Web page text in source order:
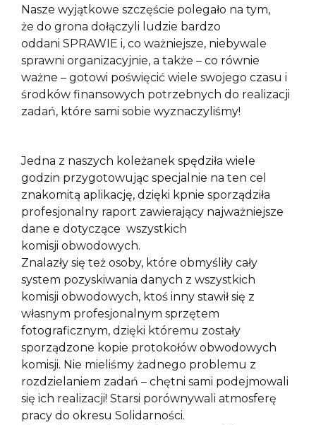
Nasze wyjątkowe szczęście polegało na tym,
że do grona dołączyli ludzie bardzo
oddani SPRAWIE i, co ważniejsze, niebywale
sprawni organizacyjnie, a także – co równie
ważne – gotowi poświęcić wiele swojego czasu i
środków finansowych potrzebnych do realizacji
zadań, które sami sobie wyznaczyliśmy!
Jedna z naszych koleżanek spędziła wiele
godzin przygotowując specjalnie na ten cel
znakomitą aplikację, dzięki kpnie sporządziła
profesjonalny raport zawierający najważniejsze
dane e dotyczące wszystkich
komisji obwodowych.
Znalazły się też osoby, które obmyśliły cały
system pozyskiwania danych z wszystkich
komisji obwodowych, ktoś inny stawił się z
własnym profesjonalnym sprzętem
fotograficznym, dzięki któremu zostały
sporządzone kopie protokołów obwodowych
komisji. Nie mieliśmy żadnego problemu z
rozdzielaniem zadań – chętni sami podejmowali
się ich realizacji! Starsi porównywali atmosferę
pracy do okresu Solidarności.